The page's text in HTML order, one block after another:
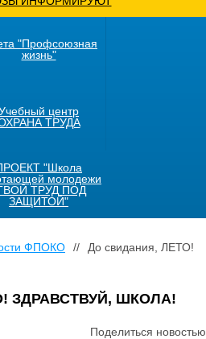
"Профсоюзная
жизнь"
центр
ТРУДА
"Школа
молодежи
ТРУД ПОД
ЗАЩИТОЙ"
ФПОКО //
До свидания, ЛЕТО!
ЗДРАВСТВУЙ, ШКОЛА!
Поделиться новостью